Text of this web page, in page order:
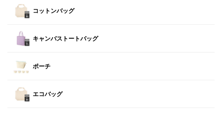
コットンバッグ
キャンバストートバッグ
ポーチ
エコバッグ